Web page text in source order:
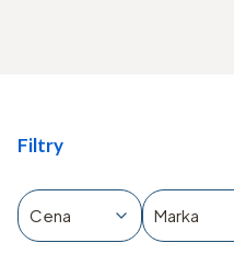
Filtry
Cena Marka